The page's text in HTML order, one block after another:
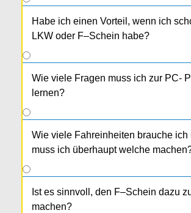
Habe ich einen Vorteil, wenn ich
LKW oder F–Schein habe?
Wie viele Fragen muss ich zur PC-
lernen?
Wie viele Fahreinheiten brauche ich
muss ich überhaupt welche
Ist es sinnvoll, den F–Schein dazu
machen?